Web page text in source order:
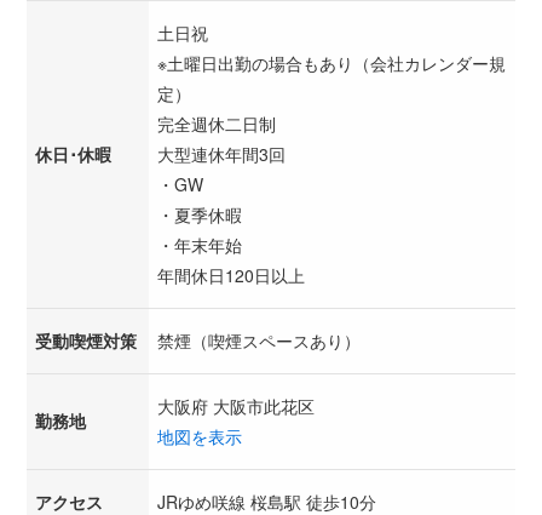
休日･休暇
土日祝
※土曜日出勤の場合もあり（会社カレンダー規
定）
完全週休二日制
大型連休年間3回
・GW
・夏季休暇
・年末年始
年間休日120日以上
受動喫煙対策 禁煙（喫煙スペースあり）
勤務地
大阪府 大阪市此花区
地図を表示
アクセス JRゆめ咲線 桜島駅 徒歩10分